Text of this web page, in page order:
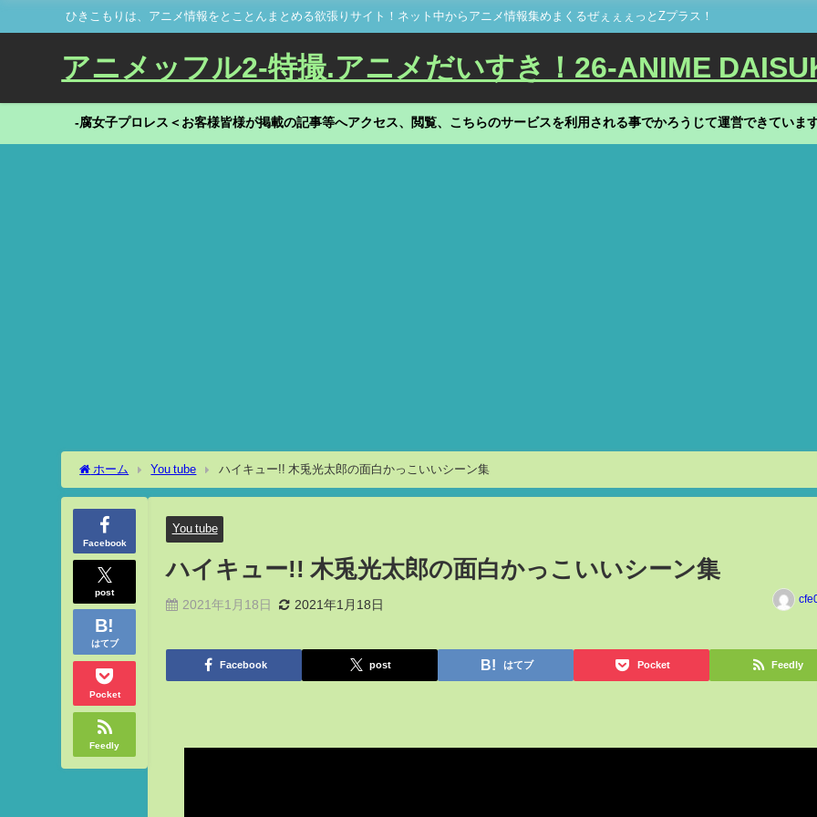
ひきこもりは、アニメ情報をとことんまとめる欲張りサイト！ネット中からアニメ情報集めまくるぜぇぇぇっとZプラス！
アニメッフル2-特撮.アニメだいすき！26-ANIME
-腐女子プロレス＜お客様皆様が掲載の記事等へアクセス、閲覧、こちらのサービスを利用される事でかろうじて運営できていま
ホーム You tube ハイキュー!! 木兎光太郎の面白かっこいいシーン集
Facebook
post
はてブ
Pocket
Feedly
You tube
ハイキュー!! 木兎光太郎の面白かっこいいシーン集
2021年1月18日 2021年1月18日
Facebook post はてブ Pocket Feedly